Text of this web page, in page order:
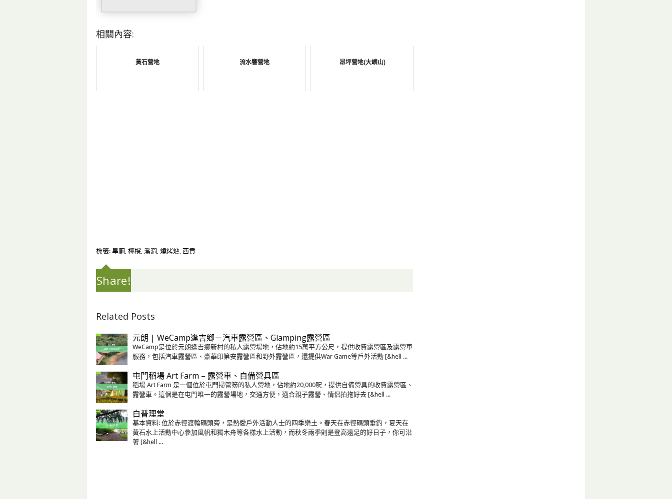
相關內容:
黃石營地 流水響營地 昂坪營地(大嶼山)
標籤: 旱廁 檯櫈 溪澗 燒烤爐 西貢
Share!
Related Posts
元朗 | WeCamp逢吉鄉－汽車露營區、Glamping露營區
WeCamp是位於元朗逢吉鄉新村的私人露營場地，佔地約15萬平方公尺，提供收費露營區及露營車
服務，包括汽⾞露營區、豪華印第安露營區和野外露營區，還提供War Game等戶外活動 [&hell ...
屯門稻場 Art Farm – 露營車、自備營具區
稻場 Art Farm 是一個位於屯門掃管笏的私人營地，佔地約20,000呎，提供自備營具的收費露營區、
露營車。這個是在屯門唯一的露營場地，交通方便，適合親子露營、情侶拍拖好去 [&hell ...
白普理堂
基本資料: 位於赤徑渡輪碼頭旁，是熱愛戶外活動人士的四季樂土。春天在赤徑碼頭垂釣，夏天在
黃石水上活動中心參加風帆和獨木舟等各樣水上活動，而秋冬兩季則是登高遠足的好日子，你可沿
著 [&hell ...